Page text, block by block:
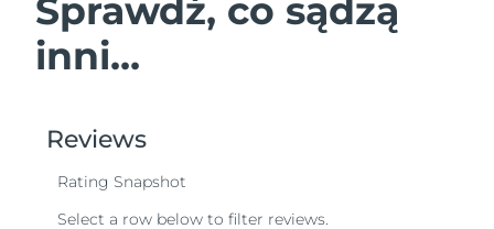
Sprawdź, co sądzą
inni...